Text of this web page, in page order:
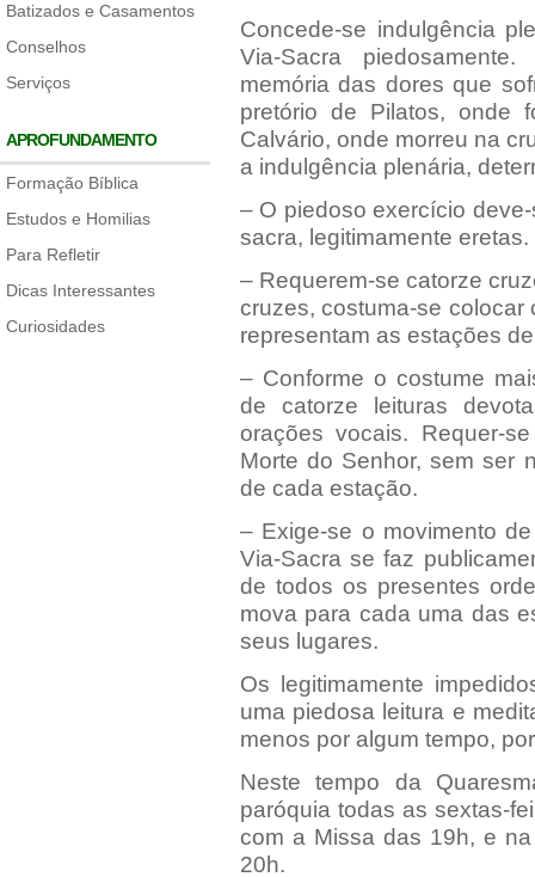
Batizados e Casamentos
Conselhos
Serviços
APROFUNDAMENTO
Formação Bíblica
Estudos e Homilias
Para Refletir
Dicas Interessantes
Curiosidades
Concede-se indulgência
Via-Sacra
memória das dores que
pretório de Pilatos, onde
Calvário, onde morreu na
a indulgência plenária,
– O piedoso exercício
sacra, legitimamente eretas.
– Requerem-se catorze
cruzes, costuma-se
representam as estações
– Conforme o costume
de catorze leituras
orações vocais. Requer-
Morte do Senhor, sem ser
de cada estação.
– Exige-se o movimento
Via-Sacra se faz
de todos os presentes
mova para cada uma das
seus lugares.
Os legitimamente
uma piedosa leitura e
menos por algum tempo,
Neste tempo da
paróquia todas as sextas-
com a Missa das 19h, e
20h.